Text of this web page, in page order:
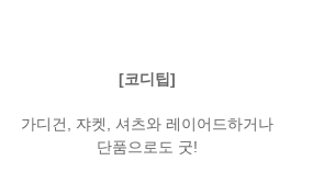
[코디팁]
가디건, 쟈켓, 셔츠와 레이어드하거나
단품으로도 굿!